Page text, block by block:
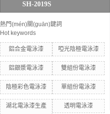
SH-2019S
熱門(mén)關(guān)鍵詞
Hot keywords
鋁合金電泳漆 啞光陰極電泳漆
鋁銀漿電泳漆 雙組份電泳漆
陰極彩色電泳漆 單組份電泳漆
湖北電泳漆生產
透明電泳漆